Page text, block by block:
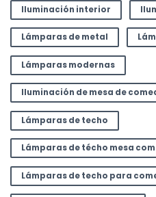
Iluminación interior
Lámparas de metal
Lámparas modernas
Iluminación de mesa de
Lámparas de techo
Lámparas de técho mesa
Lámparas de techo para